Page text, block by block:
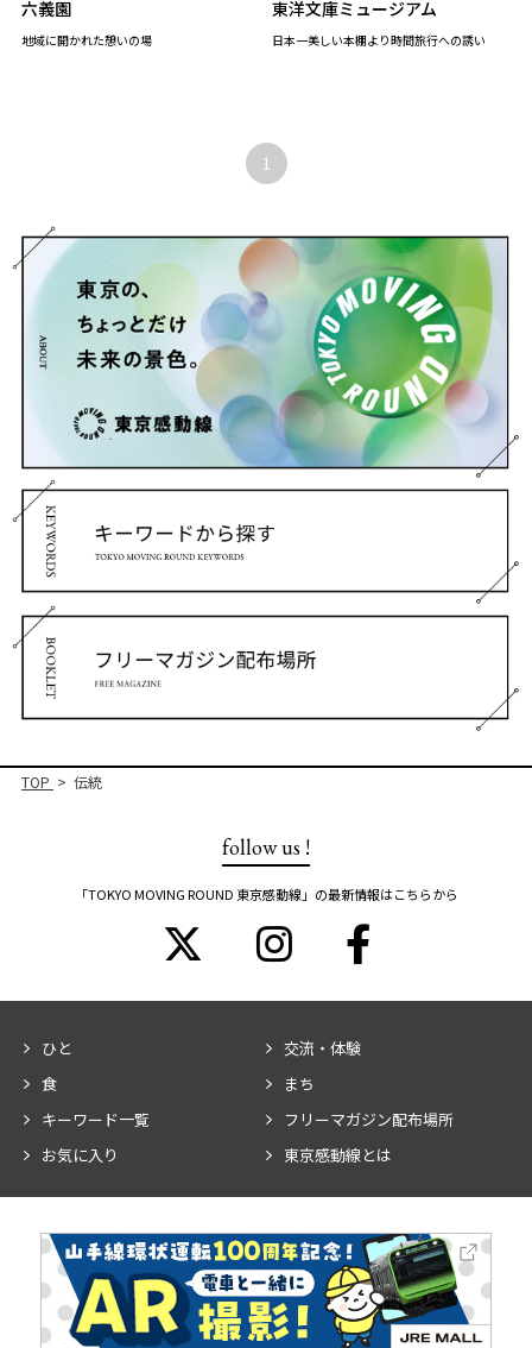
六義園
地域に開かれた憩いの場
東洋文庫ミュージアム
日本一美しい本棚より時間旅行への誘い
1
TOP 伝統
follow us !
「TOKYO MOVING ROUND 東京感動線」の最新情報はこちらから
ひと
交流・体験
食
まち
キーワード一覧
フリーマガジン配布場所
お気に入り
東京感動線とは